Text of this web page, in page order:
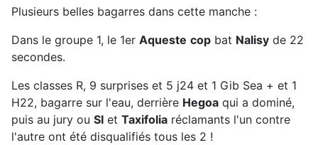
Plusieurs belles bagarres dans cette manche :
Dans le groupe 1, le 1er Aqueste cop bat Nalisy de 22
secondes.
Les classes R, 9 surprises et 5 j24 et 1 Gib Sea + et 1
H22, bagarre sur l'eau, derrière Hegoa qui a dominé,
puis au jury ou SI et Taxifolia réclamants l'un contre
l'autre ont été disqualifiés tous les 2 !